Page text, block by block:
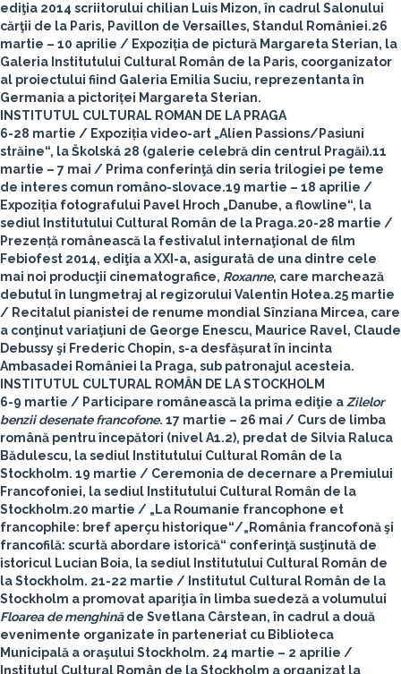
ediţia 2014 scriitorului chilian Luis Mizon, în cadrul Salonului
cărţii de la Paris, Pavillon de Versailles, Standul României.26
martie – 10 aprilie / Expoziția de pictură Margareta Sterian, la
Galeria Institutului Cultural Român de la Paris, coorganizator
al proiectului fiind Galeria Emilia Suciu, reprezentanta în
Germania a pictoriței Margareta Sterian.
INSTITUTUL CULTURAL ROMAN DE LA PRAGA
6-28 martie / Expoziția video-art „Alien Passions/Pasiuni
străine“, la Školská 28 (galerie celebră din centrul Pragăi).11
martie – 7 mai / Prima conferinţă din seria trilogiei pe teme
de interes comun româno-slovace.19 martie – 18 aprilie /
Expoziția fotografului Pavel Hroch „Danube, a flowline“, la
sediul Institutului Cultural Român de la Praga.20-28 martie /
Prezență românească la festivalul internaţional de film
Febiofest 2014, ediţia a XXI-a, asigurată de una dintre cele
mai noi producţii cinematografice, Roxanne, care marchează
debutul în lungmetraj al regizorului Valentin Hotea.25 martie
/ Recitalul pianistei de renume mondial Sînziana Mircea, care
a conţinut variaţiuni de George Enescu, Maurice Ravel, Claude
Debussy şi Frederic Chopin, s-a desfășurat în incinta
Ambasadei României la Praga, sub patronajul acesteia.
INSTITUTUL CULTURAL ROMÂN DE LA STOCKHOLM
6-9 martie / Participare românească la prima ediţie aZilelor
benzii desenate francofone. 17 martie – 26 mai / Curs de limba
română pentru începători (nivel A1.2), predat de Silvia Raluca
Bădulescu, la sediul Institutului Cultural Român de la
Stockholm. 19 martie / Ceremonia de decernare a Premiului
Francofoniei, la sediul Institutului Cultural Român de la
Stockholm.20 martie / „La Roumanie francophone et
francophile: bref aperçu historique“/„România francofonă şi
francofilă: scurtă abordare istorică“ conferinţă susţinută de
istoricul Lucian Boia, la sediul Institutului Cultural Român de
la Stockholm. 21-22 martie / Institutul Cultural Român de la
Stockholm a promovat apariţia în limba suedeză a volumului
Floarea de menghinăde Svetlana Cârstean, în cadrul a două
evenimente organizate în parteneriat cu Biblioteca
Municipală a oraşului Stockholm. 24 martie – 2 aprilie /
Institutul Cultural Român de la Stockholm a organizat la